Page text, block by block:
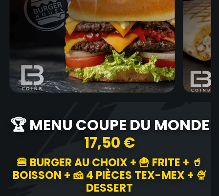
🏆 MENU COUPE DU MONDE
17,50 €
🍔 BURGER AU CHOIX + 🍟 FRITE + 🥤
BOISSON + 🧀 4 PIÈCES TEX-MEX + 🍨
DESSERT